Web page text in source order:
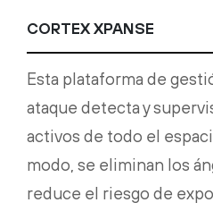
CORTEX XPANSE
Esta plataforma de
ataque detecta y
activos de todo el
modo, se eliminan los
reduce el riesgo de